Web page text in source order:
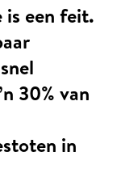
is een feit.
30% van
in